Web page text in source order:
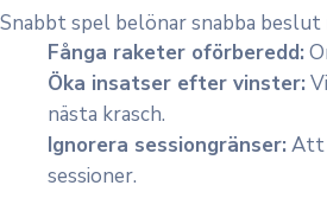
Snabbt spel belönar snabba
Fånga raketer oförberedd:
Öka insatser efter vinster:
nästa krasch.
Ignorera sessiongränser: Att
sessioner.